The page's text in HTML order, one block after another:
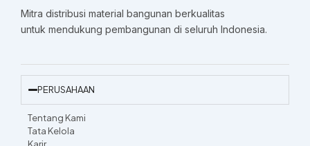
Mitra distribusi material bangunan berkualitas
untuk mendukung pembangunan di seluruh Indonesia.
PERUSAHAAN
Tentang Kami
Tata Kelola